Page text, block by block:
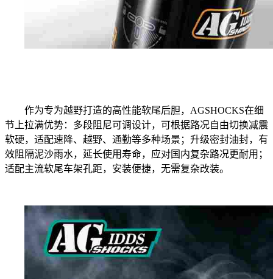
作为专为越野打造的高性能软尾后胆，AGSHOCKS在细
节上拉满优势：多段阻尼可调设计，可根据路况自由切换减震
软硬，适配速降、越野、通勤等多种场景；升级密封油封，有
效阻隔泥沙雨水，延长使用寿命，应对国内复杂路况更耐用；
适配主流软尾车架孔距，安装便捷，无需复杂改装。